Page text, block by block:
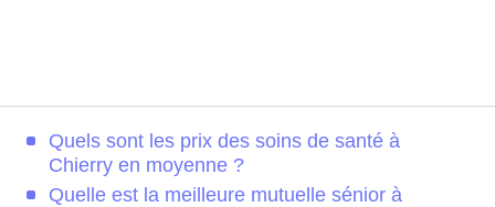
Quels sont les prix des soins de santé à
Chierry en moyenne ?
Quelle est la meilleure mutuelle sénior à